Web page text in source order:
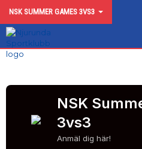
NSK SUMMER GAMES 3VS3
HEM
KALENDER
NSK
3vs3
Anmäl dig här!